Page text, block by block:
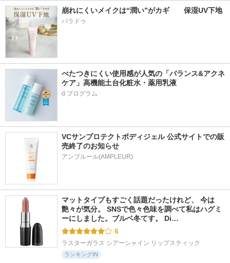
崩れにくいメイクは“潤い”がカギ　　保湿UV下地
パラドゥ
べたつきにくい使用感が人気の「バランス&アクネ
ケア」高機能土台化粧水・薬用乳液
VCサンプロテクトボディジェル 公式サイトでの販
売終了のお知らせ
アンプルール(AMPLEUR)
マットタイプもすごく話題だったけれど、 今は
艶々が気分。 SNSで色々色味を調べて私はハグミ
ーにしました。ブルベ冬てす。 Di…
6
ラスターガラス シアーシャイン リップスティック
ランキングIN